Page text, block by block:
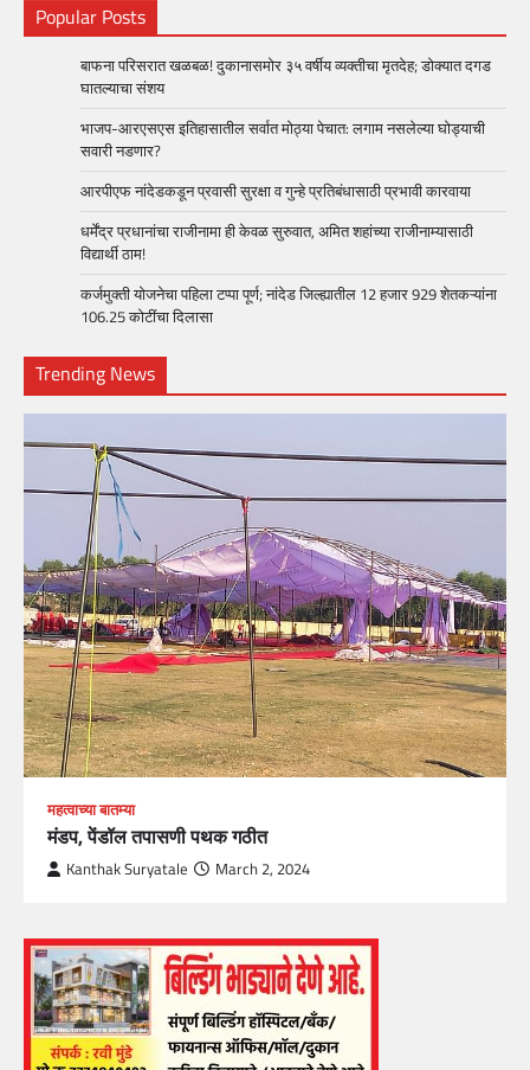
Popular Posts
बाफना परिसरात खळबळ! दुकानासमोर ३५ वर्षीय व्यक्तीचा मृतदेह; डोक्यात दगड
घातल्याचा संशय
भाजप-आरएसएस इतिहासातील सर्वात मोठ्या पेचात: लगाम नसलेल्या घोड्याची
सवारी नडणार?
आरपीएफ नांदेडकडून प्रवासी सुरक्षा व गुन्हे प्रतिबंधासाठी प्रभावी कारवाया
धर्मेंद्र प्रधानांचा राजीनामा ही केवळ सुरुवात, अमित शहांच्या राजीनाम्यासाठी
विद्यार्थी ठाम!
कर्जमुक्ती योजनेचा पहिला टप्पा पूर्ण; नांदेड जिल्ह्यातील 12 हजार 929 शेतकऱ्यांना
106.25 कोटींचा दिलासा
Trending News
महत्वाच्या बातम्या
मंडप, पेंडॉल तपासणी पथक गठीत
Kanthak Suryatale March 2, 2024